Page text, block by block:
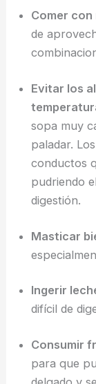
Comer
de
Evitar los
sopa muy
paladar.
conductos
pudriendo
digestión.
Masticar
Ingerir
difícil de
Consumir
para que